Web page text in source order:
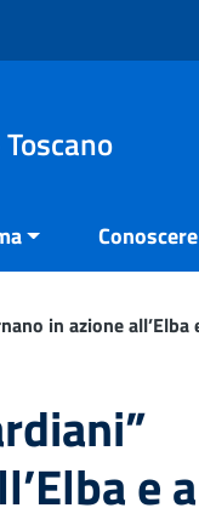
in azione all’Elba
e a